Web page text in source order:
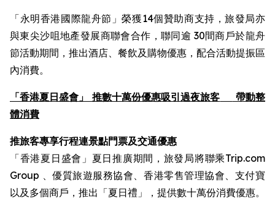
「永明香港國際龍舟節」榮獲14個贊助商支持，旅發局亦
與東尖沙咀地產發展商聯會合作，聯同逾 30間商戶於龍舟
節活動期間，推出酒店、餐飲及購物優惠，配合活動提振區
內消費。
「香港夏日盛會」 推數十萬份優惠吸引過夜旅客
帶動整
體消費
推旅客專享行程連景點門票及交通優惠
「香港夏日盛會」夏日推廣期間，旅發局將聯乘Trip.com
Group 、優質旅遊服務協會、香港零售管理協會、支付寶
以及多個商戶，推出「夏日禮」，提供數十萬份消費優惠。